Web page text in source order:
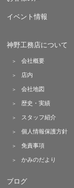
イベント情報
神野工務店について
会社概要
店内
会社地図
歴史・実績
スタッフ紹介
個人情報保護方針
免責事項
かみのだより
ブログ